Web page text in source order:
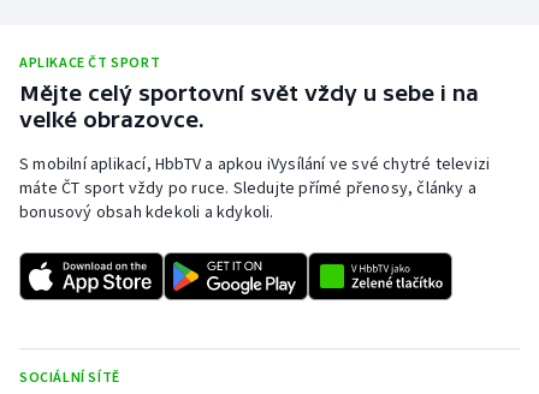
Parasport
Plavání
Plážový volejbal
Rychlobruslení
Rychlostní kanoistika
APLIKACE ČT SPORT
Mějte celý sportovní svět vždy u sebe i na
velké obrazovce.
S mobilní aplikací, HbbTV a apkou iVysílání ve své chytré televizi
máte ČT sport vždy po ruce. Sledujte přímé přenosy, články a
bonusový obsah kdekoli a kdykoli.
SOCIÁLNÍ SÍTĚ